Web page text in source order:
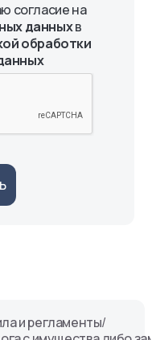
согласие на
данныхв
обработки
и регламенты/